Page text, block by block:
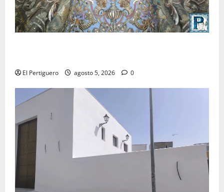
El Pertiguero agosto 5, 2026 0